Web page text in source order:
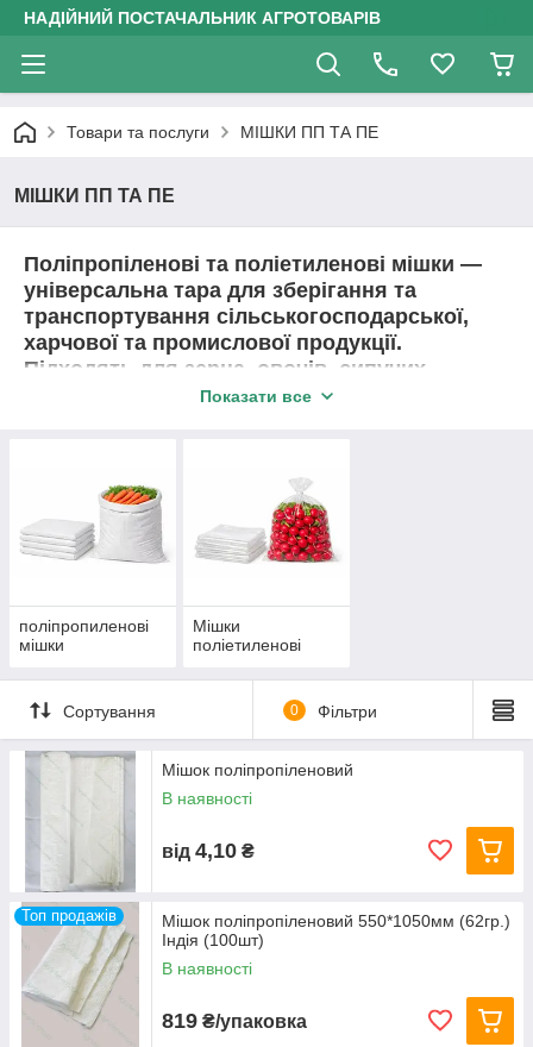
НАДІЙНИЙ ПОСТАЧАЛЬНИК АГРОТОВАРІВ
Товари та послуги МІШКИ ПП ТА ПЕ
МІШКИ ПП ТА ПЕ
Поліпропіленові та поліетиленові мішки —
універсальна тара для зберігання та
транспортування сільськогосподарської,
харчової та промислової продукції.
Підходять для зерна, овочів, сипучих
матеріалів і господарських потреб. Міцні,
перевірена якість продукції
актуальна наявність на складі
опт і роздріб
Показати все
поліпропиленові
мішки
Мішки
поліетиленові
Сортування 0 Фільтри
Мішок поліпропіленовий
В наявності
від 4,10 ₴
Топ продажів
Мішок поліпропіленовий 550*1050мм (62гр.)
Індія (100шт)
В наявності
819 ₴/упаковка